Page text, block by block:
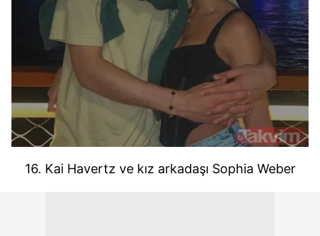
16. Kai Havertz ve kız arkadaşı Sophia Weber